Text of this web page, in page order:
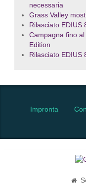
necessaria
Grass Valley
Rilasciato EDIUS
Campagna fino
Edition
Rilasciato EDIUS
Impronta